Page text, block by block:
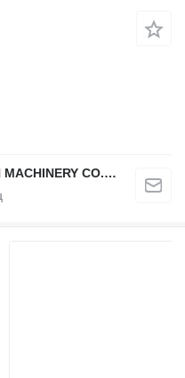
HEFEI DINGTAO CONSTRUCTION MACHINERY CO., LIMITED